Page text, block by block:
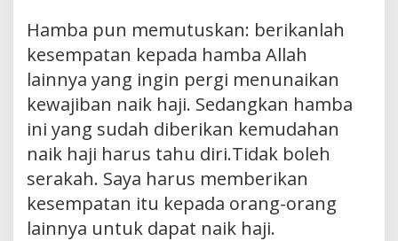
Hamba pun memutuskan: berikanlah
kesempatan kepada hamba Allah
lainnya yang ingin pergi menunaikan
kewajiban naik haji. Sedangkan hamba
ini yang sudah diberikan kemudahan
naik haji harus tahu diri.Tidak boleh
serakah. Saya harus memberikan
kesempatan itu kepada orang-orang
lainnya untuk dapat naik haji.